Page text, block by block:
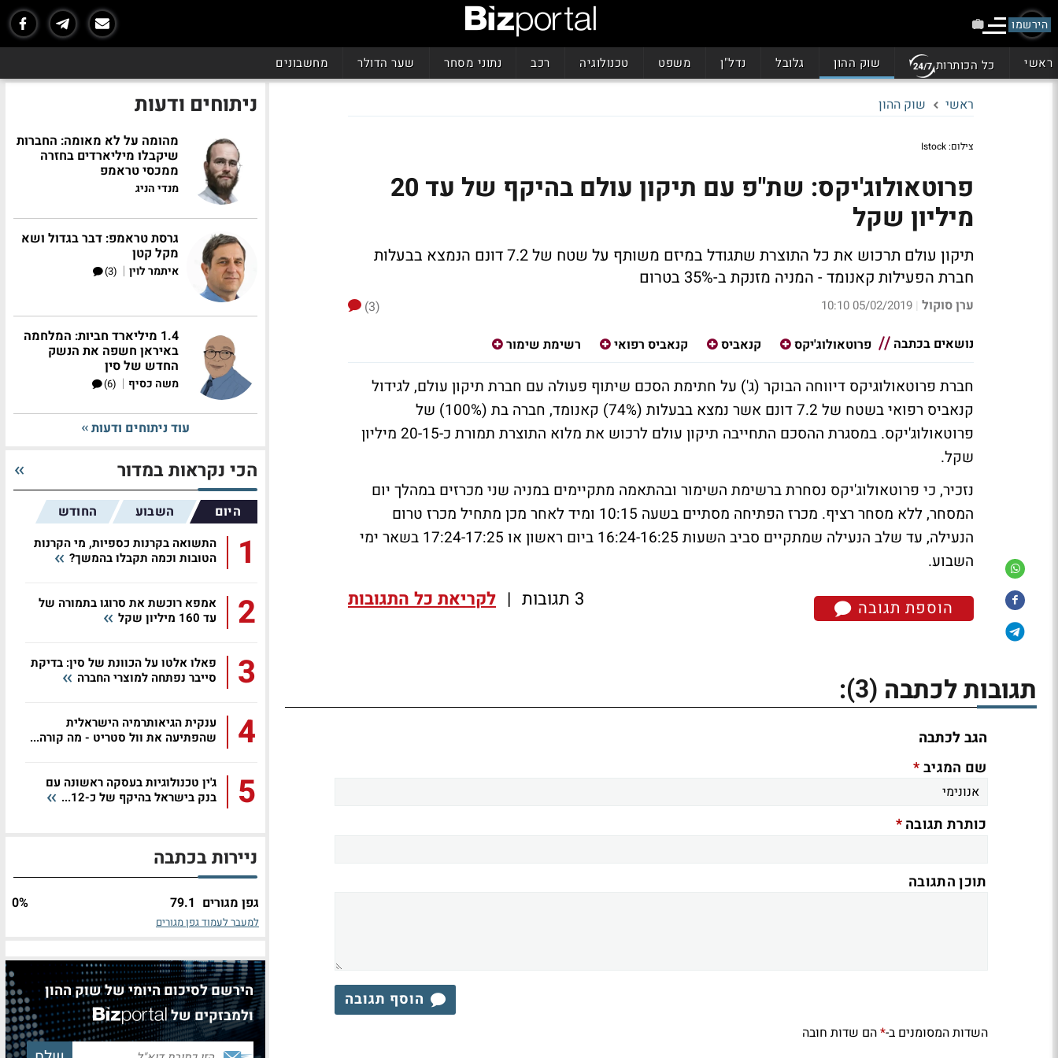
הירשמו
ראשי כל הכותרות שוק ההון גלובל נדל"ן משפט טכנולוגיה רכב נתוני מסחר שער הדולר מחשבונים
ראשי שוק ההון
צילום: Istock
פרוטאולוג'יקס: שת"פ עם תיקון עולם בהיקף של עד 20
מיליון שקל
תיקון עולם תרכוש את כל התוצרת שתגודל במיזם משותף על שטח של 7.2 דונם הנמצא בבעלות
חברת הפעילות קאנומד - המניה מזנקת ב-35% בטרום
ערן סוקול |
05/02/2019 10:10
(3)
נושאים בכתבה
פרוטאולוג'יקס קנאביס קנאביס רפואי רשימת שימור
חברת פרוטאולוגיקס דיווחה הבוקר (ג') על חתימת הסכם שיתוף פעולה עם חברת תיקון עולם, לגידול
קנאביס רפואי בשטח של 7.2 דונם אשר נמצא בבעלות (74%) קאנומד, חברה בת (100%) של
פרוטאולוג'יקס. במסגרת ההסכם התחייבה תיקון עולם לרכוש את מלוא התוצרת תמורת כ-20-15 מיליון
שקל.
נזכיר, כי פרוטאולוג'יקס נסחרת ברשימת השימור ובהתאמה מתקיימים במניה שני מכרזים במהלך יום
המסחר, ללא מסחר רציף. מכרז הפתיחה מסתיים בשעה 10:15 ומיד לאחר מכן מתחיל מכרז טרום
הנעילה, עד שלב הנעילה שמתקיים סביב השעות 16:24-16:25 ביום ראשון או 17:24-17:25 בשאר ימי
השבוע.
הוספת תגובה 3 תגובות | לקריאת כל התגובות
תגובות לכתבה (3)
:
הגב לכתבה
שם המגיב*
כותרת תגובה*
תוכן התגובה
הוסף תגובה
השדות המסומנים ב-*הם שדות חובה
ניתוחים ודעות
מהומה על לא מאומה: החברות
שיקבלו מיליארדים בחזרה
ממכסי טראמפ
מנדי הניג
גרסת טראמפ: דבר בגדול ושא
מקל קטן
איתמר לוין |
(3)
1.4 מיליארד חביות: המלחמה
באיראן חשפה את הנשק
החדש של סין
משה כסיף |
(6)
עוד ניתוחים ודעות
הכי נקראות במדור
היום השבוע החודש
1
התשואה בקרנות כספיות, מי הקרנות
הטובות וכמה תקבלו בהמשך?
2
אמפא רוכשת את סרוגו בתמורה של
עד 160 מיליון שקל
3
פאלו אלטו על הכוונת של סין: בדיקת
סייבר נפתחה למוצרי החברה
4
ענקית הגיאותרמיה הישראלית
שהפתיעה את וול סטריט - מה קורה...
5
ג'ין טכנולוגיות בעסקה ראשונה עם
בנק בישראל בהיקף של כ-12...
ניירות בכתבה
גפן מגורים 79.1
0%
למעבר לעמוד גפן מגורים
הירשם לסיכום היומי של שוק ההון
ולמבזקים של